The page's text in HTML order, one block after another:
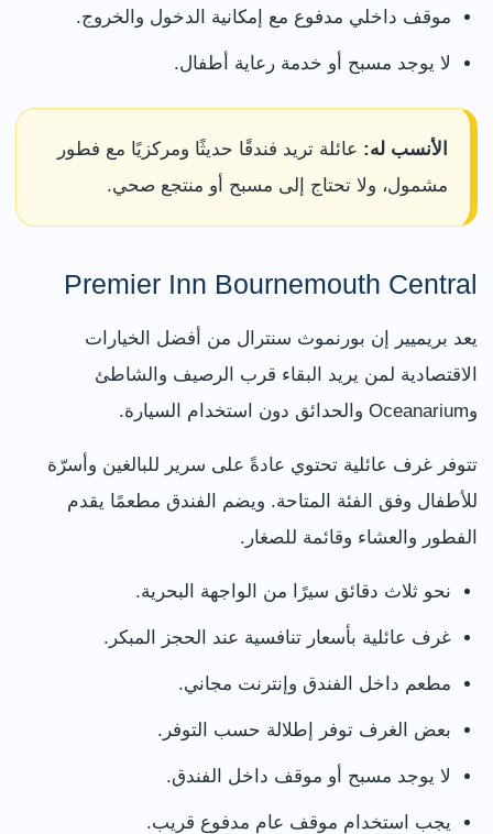
موقف داخلي مدفوع مع إمكانية الدخول والخروج.
لا يوجد مسبح أو خدمة رعاية أطفال.
الأنسب له: عائلة تريد فندقًا حديثًا ومركزيًا مع فطور
مشمول، ولا تحتاج إلى مسبح أو منتجع صحي.
Premier Inn Bournemouth Central
يعد بريميير إن بورنموث سنترال من أفضل الخيارات
الاقتصادية لمن يريد البقاء قرب الرصيف والشاطئ
وOceanarium والحدائق دون استخدام السيارة.
تتوفر غرف عائلية تحتوي عادةً على سرير للبالغين وأسرّة
للأطفال وفق الفئة المتاحة. ويضم الفندق مطعمًا يقدم
الفطور والعشاء وقائمة للصغار.
نحو ثلاث دقائق سيرًا من الواجهة البحرية.
غرف عائلية بأسعار تنافسية عند الحجز المبكر.
مطعم داخل الفندق وإنترنت مجاني.
بعض الغرف توفر إطلالة حسب التوفر.
لا يوجد مسبح أو موقف داخل الفندق.
يجب استخدام موقف عام مدفوع قريب.